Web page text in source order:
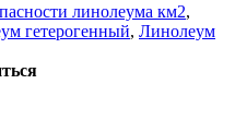
линолеума км2,
гетерогенный, Линолеум